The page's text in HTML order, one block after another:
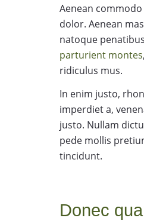
Aenean
dolor. Aenean
natoque
parturient montes
ridiculus mus.
In enim justo,
imperdiet a,
justo. Nullam
pede mollis
tincidunt.
Donec